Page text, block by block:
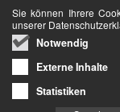
Sie können Ihrere
unserer
Notwendig
Externe Inhalte
Statistiken